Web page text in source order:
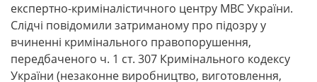
експертно-криміналістичного центру МВС України.
Слідчі повідомили затриманому про підозру у
вчиненні кримінального правопорушення,
передбаченого ч. 1 ст. 307 Кримінального кодексу
України (незаконне виробництво, виготовлення,